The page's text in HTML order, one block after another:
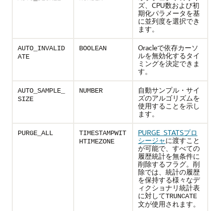
ズ、CPU数および初
期化パラメータを基
に並列度を選択でき
ます。
AUTO_INVALID
ATE
BOOLEAN
Oracleで依存カーソ
ルを無効化するタイ
ミングを決定できま
す。
AUTO_SAMPLE_
SIZE
NUMBER
自動サンプル・サイ
ズのアルゴリズムを
使用することを示し
ます。
PURGE_ALL
TIMESTAMPWIT
HTIMEZONE
PURGE_STATSプロ
シージャに渡すこと
が可能で、すべての
履歴統計を無条件に
削除するフラグ。削
除では、統計の履歴
を保持する様々なデ
ィクショナリ統計表
に対してTRUNCATE
文が使用されます。